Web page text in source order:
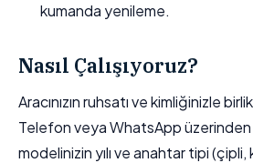
kumanda yenileme.
Nasıl Çalışıyoruz?
Aracınızın ruhsatı ve kimliğinizle
Telefon veya WhatsApp
modelinizin yılı ve anahtar tipi